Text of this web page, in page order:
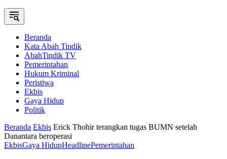
Beranda
Kata Abah Tindik
AbahTindik TV
Pemerintahan
Hukum Kriminal
Peristiwa
Ekbis
Gaya Hidup
Politik
Beranda Ekbis Erick Thohir terangkan tugas BUMN setelah
Danantara beroperasi
EkbisGaya HidupHeadlinePemerintahan